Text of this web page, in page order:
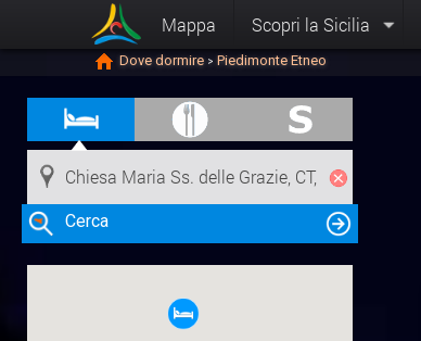
Mappa Scopri la Sicilia
Dove dormire > Piedimonte Etneo
Cerca